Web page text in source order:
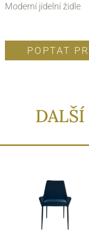
Moderní jídelní židle
POPTAT